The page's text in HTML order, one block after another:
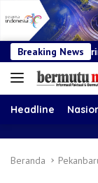
Breaking News
BRI
Headline
Beranda